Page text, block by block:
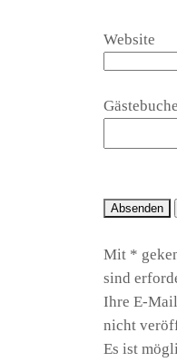
Web­site
Mit *
sind
Ihre
nicht
Es ist